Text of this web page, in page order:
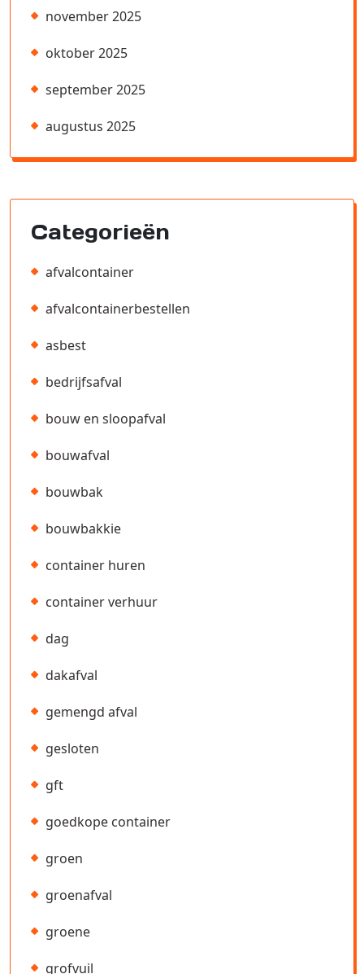
november 2025
oktober 2025
september 2025
augustus 2025
Categorieën
afvalcontainer
afvalcontainerbestellen
asbest
bedrijfsafval
bouw en sloopafval
bouwafval
bouwbak
bouwbakkie
container huren
container verhuur
dag
dakafval
gemengd afval
gesloten
gft
goedkope container
groen
groenafval
groene
grofvuil